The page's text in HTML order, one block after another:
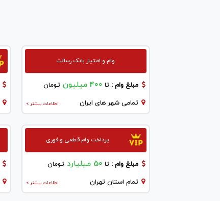
وام و امتیاز بانک رسالت
مبلغ وام : تا 400 میلیون تومان
اطلاعات بیشتر > تمامی شهر های ایران
پرداخت وام قطعی و فوری
مبلغ وام : تا 50 میلیارد تومان
اطلاعات بیشتر > تمام استان تهران